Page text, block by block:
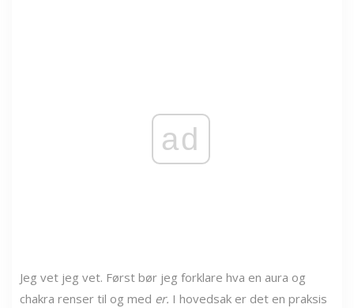
ad
Jeg vet jeg vet. Først bør jeg forklare hva en aura og
chakra renser til og med er. I hovedsak er det en praksis